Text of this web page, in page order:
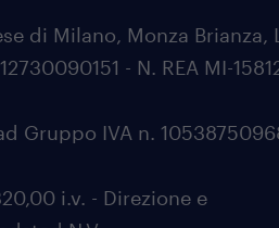
di Milano, Monza Brianza,
- N. REA MI-
Gruppo IVA n.
i.v. - Direzione e